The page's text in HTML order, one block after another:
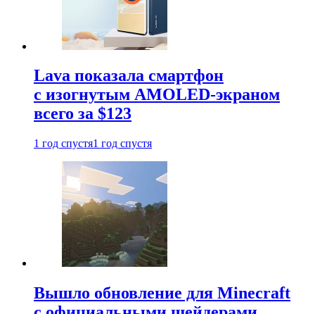
Lava показала смартфон
с изогнутым AMOLED-экраном
всего за $123
1 год спустя1 год спустя
Вышло обновление для Minecraft